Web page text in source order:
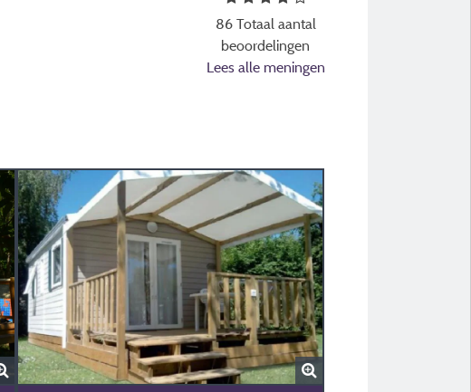
86 Totaal aantal
beoordelingen
Lees alle meningen